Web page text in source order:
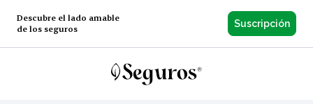
Descubre el lado amable
de los seguros
Suscripción